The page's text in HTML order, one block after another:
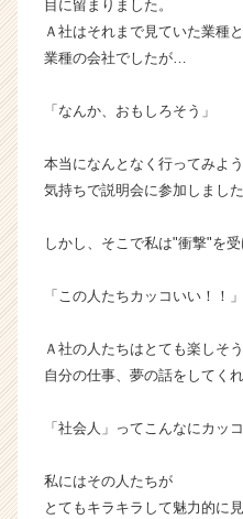
目に留まりました。
Ａ社はそれまで見ていた業種
業種の会社でしたが…
「なんか、おもしろそう」
本当になんとなく行ってみよ
気持ちで説明会に参加しました
しかし、そこで私は"衝撃"を受
「この人たちカッコいい！！」
Ａ社の人たちはとても楽しそ
自分の仕事、夢の話をしてくれ
「社会人」ってこんなにカッ
私にはその人たちが
とてもキラキラして魅力的に見